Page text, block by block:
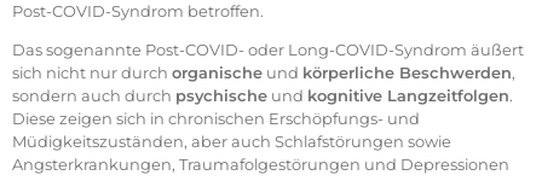
Post-COVID-Syndrom betroffen.
Das sogenannte Post-COVID- oder Long-COVID-Syndrom äußert
sich nicht nur durch organischeund körperliche Beschwerden,
sondern auch durch psychischeund kognitive Langzeitfolgen.
Diese zeigen sich in chronischen Erschöpfungs- und
Müdigkeitszuständen, aber auch Schlafstörungen sowie
Angsterkrankungen, Traumafolgestörungen und Depressionen